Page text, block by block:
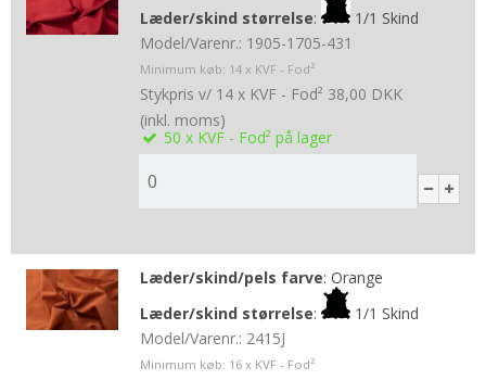
Læder/skind størrelse:
1/1 Skind
Model/Varenr.: 1905-1705-431
Minimum køb: 14 x KVF - Fod²
Stykpris v/ 14 x KVF - Fod² 38,00 DKK
(inkl. moms)
50 x KVF - Fod² på lager
Læder/skind/pels farve: Orange
Læder/skind størrelse:
1/1 Skind
Model/Varenr.: 2415J
Minimum køb: 16 x KVF - Fod²